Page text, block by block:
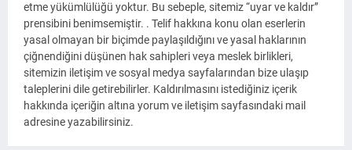
etme yükümlülüğü yoktur. Bu sebeple, sitemiz “uyar ve kaldır”
prensibini benimsemiştir. . Telif hakkına konu olan eserlerin
yasal olmayan bir biçimde paylaşıldığını ve yasal haklarının
çiğnendiğini düşünen hak sahipleri veya meslek birlikleri,
sitemizin iletişim ve sosyal medya sayfalarından bize ulaşıp
taleplerini dile getirebilirler. Kaldırılmasını istediğiniz içerik
hakkında içeriğin altına yorum ve iletişim sayfasındaki mail
adresine yazabilirsiniz.